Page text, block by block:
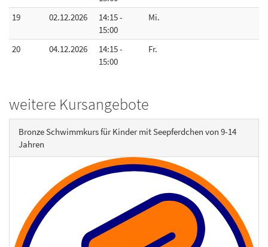
19 02.12.2026
14:15 -
15:00
Mi.
20 04.12.2026
14:15 -
15:00
Fr.
weitere Kursangebote
Bronze Schwimmkurs für Kinder mit Seepferdchen von 9-14
Jahren